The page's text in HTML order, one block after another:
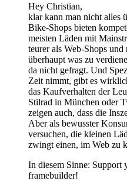
Hey Christian,
klar kann man nicht alles
Bike-Shops bieten
meisten Läden mit
teurer als Web-Shops
überhaupt was zu
da nicht gefragt. Und
Zeit nimmt, gibt es
das Kaufverhalten der
Stilrad in München oder
zeigen auch, dass die
Aber als bewusster
versuchen, die kleinen
zwingt einen, im Web zu
In diesem Sinne:
framebuilder!